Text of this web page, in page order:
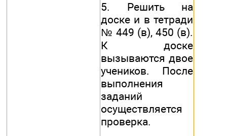
5. Решить на
доске и в тетради
№ 449 (в), 450 (в).
К доске
вызываются двое
учеников. После
выполнения
заданий
осуществляется
проверка.